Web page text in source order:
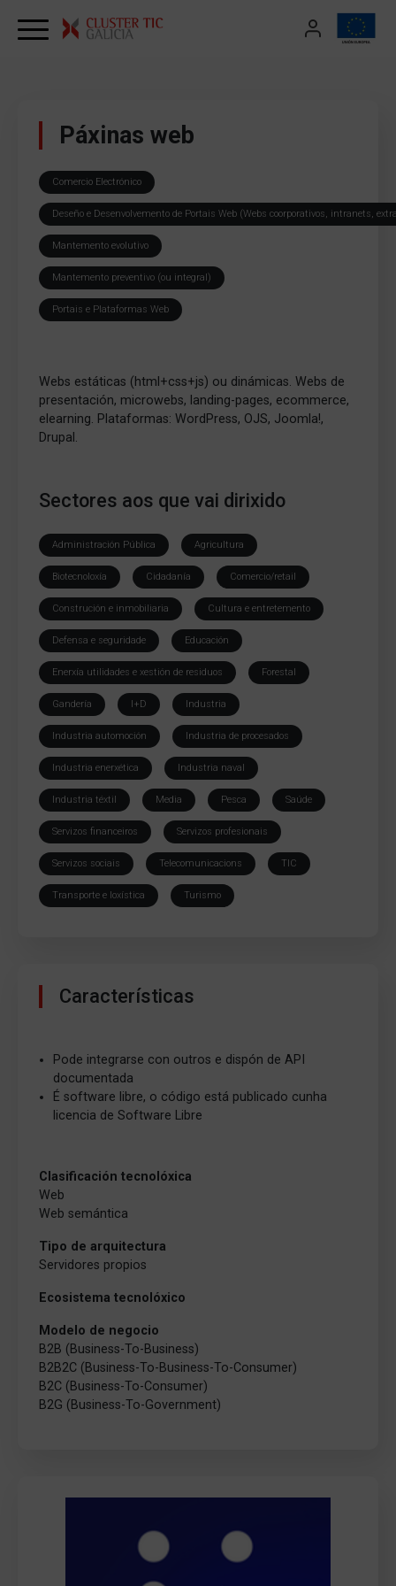
Páxinas web
Comercio Electrónico
Deseño e Desenvolvemento de Portais Web (Webs coorporativos, intranets,
Mantemento evolutivo
Mantemento preventivo (ou integral)
Portais e Plataformas Web
Webs estáticas (html+css+js) ou dinámicas. Webs de
presentación, microwebs, landing-pages, ecommerce,
elearning. Plataformas: WordPress, OJS, Joomla!,
Drupal.
Sectores aos que vai dirixido
Administración Pública Agricultura
Biotecnoloxía Cidadanía Comercio/retail
Construción e inmobiliaria Cultura e entretemento
Defensa e seguridade Educación
Enerxía utilidades e xestión de residuos Forestal
Gandería I+D Industria
Industria automoción Industria de procesados
Industria enerxética Industria naval
Industria téxtil Media Pesca Saúde
Servizos financeiros Servizos profesionais
Servizos sociais Telecomunicacions TIC
Transporte e loxística Turismo
Características
Pode integrarse con outros e dispón de API
documentada
É software libre, o código está publicado cunha
licencia de Software Libre
Clasificación tecnolóxica
Web
Web semántica
Tipo de arquitectura
Servidores propios
Ecosistema tecnolóxico
Modelo de negocio
B2B (Business-To-Business)
B2B2C (Business-To-Business-To-Consumer)
B2C (Business-To-Consumer)
B2G (Business-To-Government)